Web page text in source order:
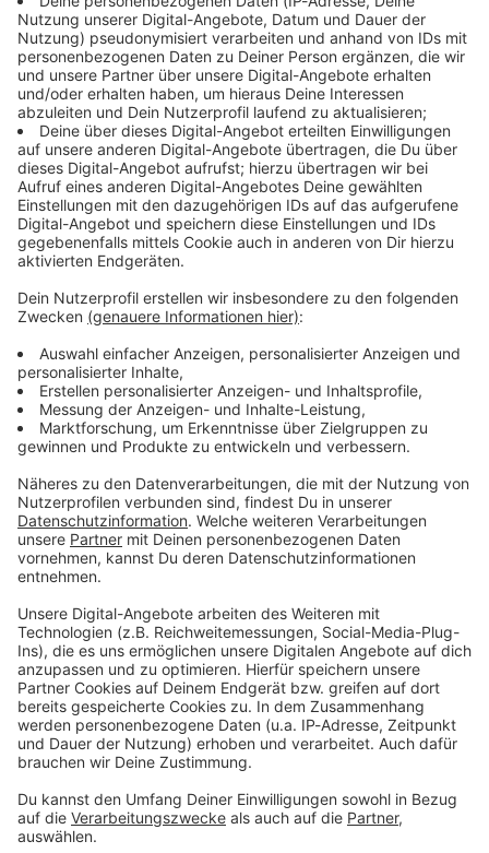
Immer auf dem Laufenden
bleiben!
Verpass' nichts mehr - mit unserem kostenlosen
ANTENNE BAYERN Newsletter. Ob Nachrichten,
Lifestyle oder unsere neuesten Aktionen - wir
informieren dich.
Zum Newsletter anmelden
Du möchtest uns etwas sagen?
Studio Hotline
Kontaktformular
Sprachnachricht
© dpa-infocom, dpa:251201-930-364520/1